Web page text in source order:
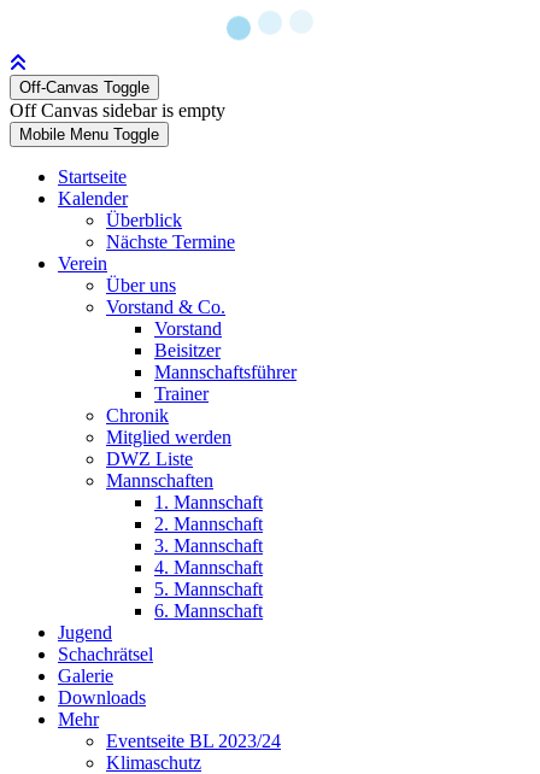
Off-Canvas Toggle
Off Canvas sidebar is empty
Mobile Menu Toggle
Startseite
Kalender
Überblick
Nächste Termine
Verein
Über uns
Vorstand & Co.
Vorstand
Beisitzer
Mannschaftsführer
Trainer
Chronik
Mitglied werden
DWZ Liste
Mannschaften
1. Mannschaft
2. Mannschaft
3. Mannschaft
4. Mannschaft
5. Mannschaft
6. Mannschaft
Jugend
Schachrätsel
Galerie
Downloads
Mehr
Eventseite BL 2023/24
Klimaschutz